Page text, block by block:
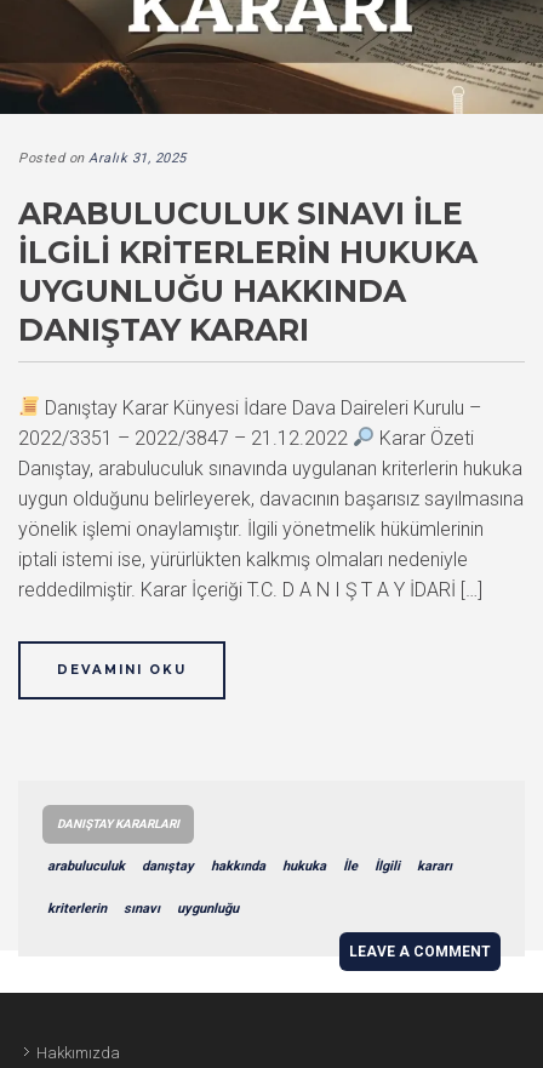
Posted on Aralık 31, 2025
ARABULUCULUK SINAVI İLE
İLGILI KRITERLERIN HUKUKA
UYGUNLUĞU HAKKINDA
DANIŞTAY KARARI
Danıştay Karar Künyesi İdare Dava Daireleri Kurulu –
2022/3351 – 2022/3847 – 21.12.2022
Karar Özeti
Danıştay, arabuluculuk sınavında uygulanan kriterlerin hukuka
uygun olduğunu belirleyerek, davacının başarısız sayılmasına
yönelik işlemi onaylamıştır. İlgili yönetmelik hükümlerinin
iptali istemi ise, yürürlükten kalkmış olmaları nedeniyle
reddedilmiştir. Karar İçeriği T.C. D A N I Ş T A Y İDARİ […]
DEVAMINI OKU
DANIŞTAY KARARLARI
arabuluculuk danıştay hakkında hukuka İle İlgili kararı
kriterlerin sınavı uygunluğu
LEAVE A COMMENT
Hakkımızda